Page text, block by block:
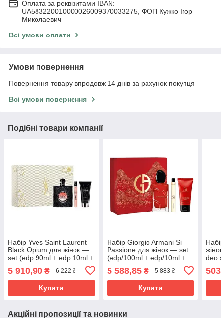
Оплата за реквізитами IBAN:
UA583220010000026009370033275, ФОП Кужко Ігор
Миколаевич
Всі умови оплати
Умови повернення
Повернення товару впродовж 14 днів за рахунок покупця
Всі умови повернення
Подібні товари компанії
Набір Yves Saint Laurent
Black Opium для жінок —
set (edp 90ml + edp 10ml +
5 910,90 ₴ 6 222 ₴
Купити
Набір Giorgio Armani Si
Passione для жінок — set
(edp/100ml + edp/10ml +
5 588,85₴ 5 883 ₴
Купити
deo
Акційні пропозиції та новинки